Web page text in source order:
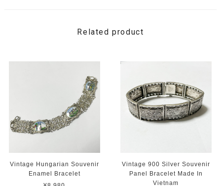
Related product
Vintage Hungarian Souvenir
Enamel Bracelet
Vintage 900 Silver Souvenir
Panel Bracelet Made In
Vietnam